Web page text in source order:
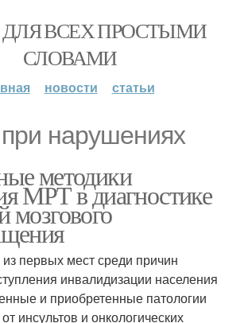
ВСЕХ ПРОСТЫМИ
СЛОВАМИ
новости статьи
нарушениях
методики
МРТ в диагностике
мозгового
первых мест среди причин
инвалидизации населения
и приобретенные патологии
инсультов и онкологических